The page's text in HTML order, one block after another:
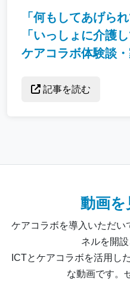
「何もしてあげら
「いっしょに介護
ケアコラボ体験談
記事を読む
動画を
ケアコラボを導入いただい
ネルを開設
ICTとケアコラボを活用し
な動画です。